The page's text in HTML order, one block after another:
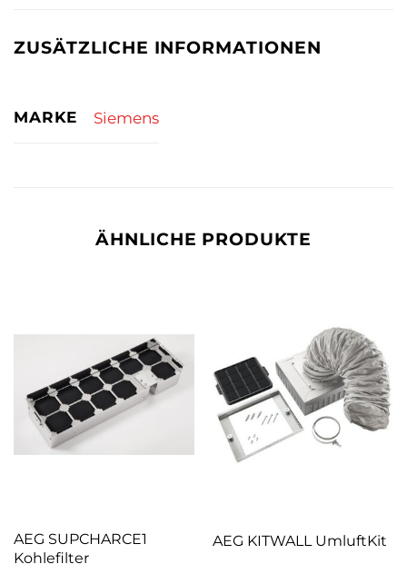
ZUSÄTZLICHE INFORMATIONEN
MARKE Siemens
ÄHNLICHE PRODUKTE
AEG SUPCHARCE1
Kohlefilter
AEG KITWALL UmluftKit